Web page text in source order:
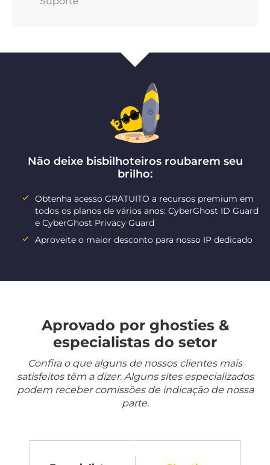
Não deixe bisbilhoteiros roubarem seu
brilho:
Obtenha acesso GRATUITO a recursos premium em
todos os planos de vários anos: CyberGhost ID Guard
e CyberGhost Privacy Guard
Aproveite o maior desconto para nosso IP dedicado
Aprovado por ghosties &
especialistas do setor
Confira o que alguns de nossos clientes mais
satisfeitos têm a dizer. Alguns sites especializados
podem receber comissões de indicação de nossa
parte.